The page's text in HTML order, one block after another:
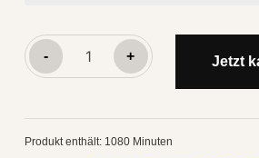
-
start4growing©
Online-
+ Jetzt
Produkt enthält: 1080 Minuten